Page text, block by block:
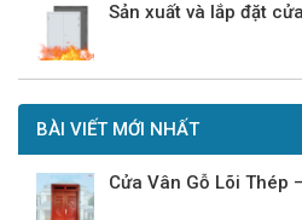
Sản xuất và lắp đặt
BÀI VIẾT MỚI NHẤT
Cửa Vân Gỗ Lõi Thép